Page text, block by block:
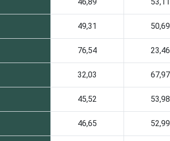
49,31 50,69
76,54 23,46
32,03 67,97
45,52 53,98
46,65 52,99